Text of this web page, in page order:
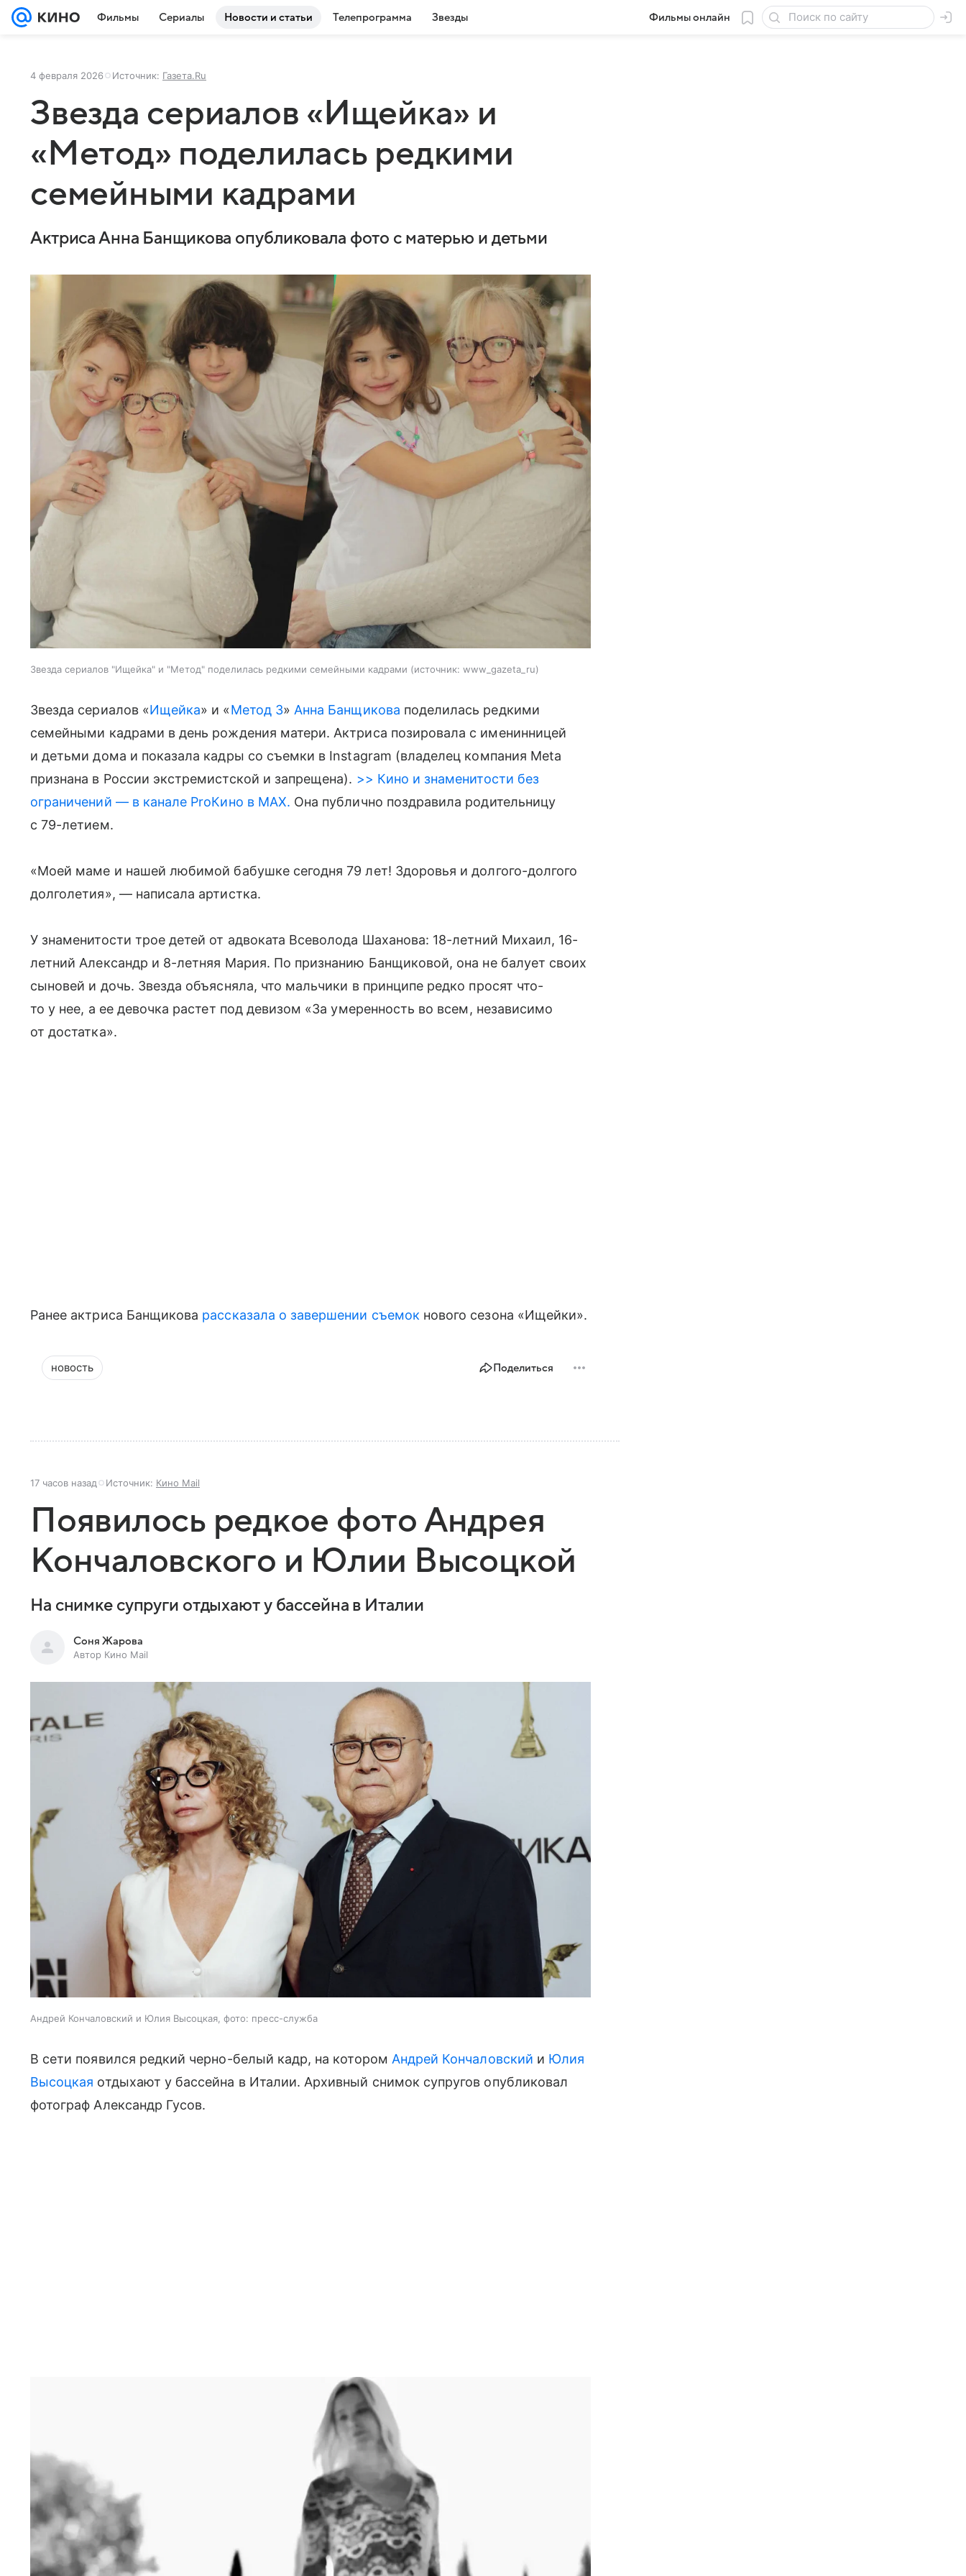
Фильмы Сериалы Новости и статьи Телепрограмма Звезды Фильмы онлайн
4 февраля 2026 Источник: Газета.Ru
Звезда сериалов «Ищейка» и
«Метод» поделилась редкими
семейными кадрами
Актриса Анна Банщикова опубликовала фото с матерью и детьми
Звезда сериалов "Ищейка" и "Метод" поделилась редкими семейными кадрами источник: www_gazeta_ru
Звезда сериалов «Ищейка» и «Метод 3» Анна Банщикова поделилась редкими
семейными кадрами в день рождения матери. Актриса позировала с именинницей
и детьми дома и показала кадры со съемки в Instagram (владелец компания Meta
признана в России экстремистской и запрещена). >> Кино и знаменитости без
ограничений — в канале ProКино в MAX. Она публично поздравила родительницу
с 79-летием.
«Моей маме и нашей любимой бабушке сегодня 79 лет! Здоровья и долгого-долгого
долголетия», — написала артистка.
У знаменитости трое детей от адвоката Всеволода Шаханова: 18-летний Михаил, 16-
летний Александр и 8-летняя Мария. По признанию Банщиковой, она не балует своих
сыновей и дочь. Звезда объясняла, что мальчики в принципе редко просят что-
то у нее, а ее девочка растет под девизом «За умеренность во всем, независимо
от достатка».
Ранее актриса Банщикова рассказала о завершении съемок нового сезона «Ищейки».
новость Поделиться
17 часов назад Источник: Кино Mail
Появилось редкое фото Андрея
Кончаловского и Юлии Высоцкой
На снимке супруги отдыхают у бассейна в Италии
Соня Жарова
Автор Кино Mail
Андрей Кончаловский и Юлия Высоцкая, фото: пресс-служба
В сети появился редкий черно-белый кадр, на котором Андрей Кончаловский и Юлия
Высоцкая отдыхают у бассейна в Италии. Архивный снимок супругов опубликовал
фотограф Александр Гусов.